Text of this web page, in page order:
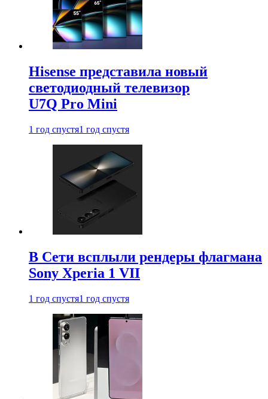
Hisense представила новый
светодиодный телевизор
U7Q Pro Mini
1 год спустя1 год спустя
В Сети всплыли рендеры флагмана
Sony Xperia 1 VII
1 год спустя1 год спустя